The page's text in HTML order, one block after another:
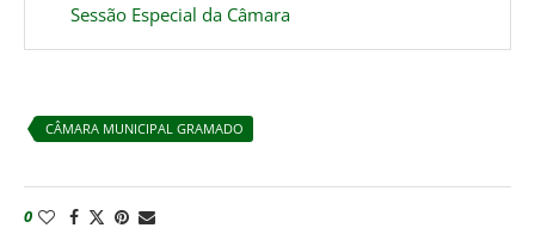
Sessão Especial da Câmara
CÂMARA MUNICIPAL GRAMADO
0